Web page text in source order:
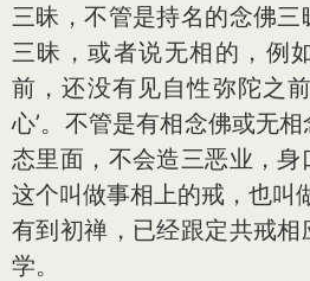
三昧，不管是持名的念佛
三昧，或者说无相的，例
前，还没有见自性弥陀之
心’。不管是有相念佛或无
态里面，不会造三恶业，身
这个叫做事相上的戒，也叫
有到初禅，已经跟定共戒
学。